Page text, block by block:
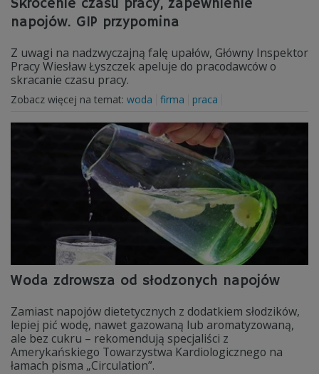
Skrócenie czasu pracy, zapewnienie
napojów. GIP przypomina
Z uwagi na nadzwyczajną falę upałów, Główny Inspektor
Pracy Wiesław Łyszczek apeluje do pracodawców o
skracanie czasu pracy.
Zobacz więcej na temat: woda firma praca
Woda zdrowsza od słodzonych napojów
Zamiast napojów dietetycznych z dodatkiem słodzików,
lepiej pić wodę, nawet gazowaną lub aromatyzowaną,
ale bez cukru – rekomendują specjaliści z
Amerykańskiego Towarzystwa Kardiologicznego na
łamach pisma „Circulation”.